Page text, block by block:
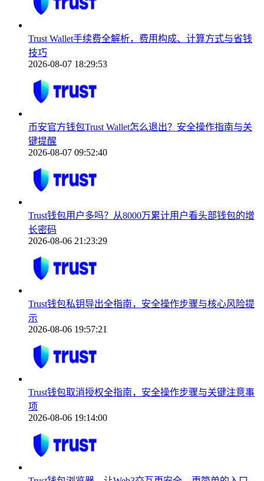
Trust Wallet手续费全解析，费用构成、计算方式与省钱
技巧
2026-08-07 18:29:53
币安官方钱包Trust Wallet怎么退出？安全操作指南与关
键提醒
2026-08-07 09:52:40
Trust钱包用户多吗？从8000万累计用户看头部钱包的增
长密码
2026-08-06 21:23:29
Trust钱包私钥导出全指南，安全操作步骤与核心风险提
示
2026-08-06 19:57:21
Trust钱包取消授权全指南，安全操作步骤与关键注意事
项
2026-08-06 19:14:00